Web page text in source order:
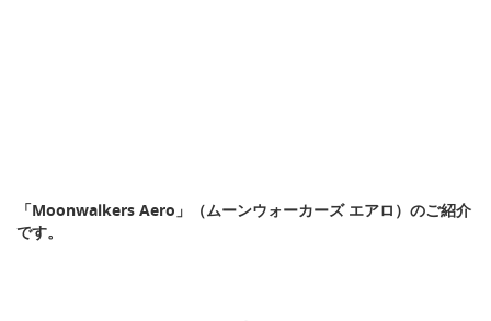
「Moonwalkers Aero」（ムーンウォーカーズ エアロ）のご紹介
です。